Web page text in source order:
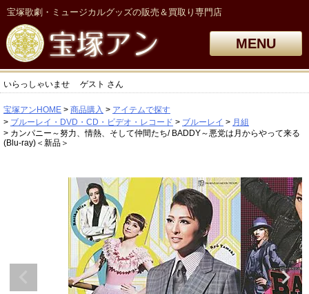
宝塚歌劇・ミュージカルグッズの販売＆買取り専門店
MENU
いらっしゃいませ ゲスト さん
宝塚アンHOME 商品購入
アイテムで探す
ブルーレイ・DVD・CD・ビデオ・レコード
ブルーレイ
月組
カンパニー～努力、情熱、そして仲間たち/ BADDY～悪党は月からやって来る
(Blu-ray)＜新品＞